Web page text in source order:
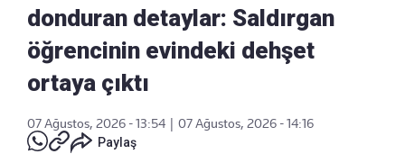
donduran detaylar: Saldırgan
öğrencinin evindeki dehşet
ortaya çıktı
07 Ağustos, 2026 - 13:54
07 Ağustos, 2026 - 14:16
Paylaş